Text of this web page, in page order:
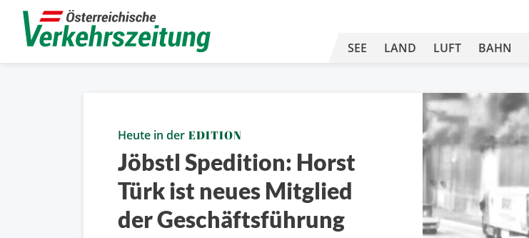
SEE LAND LUFT BAHN
Heute in der EDITION
Jöbstl Spedition: Horst
Türk ist neues Mitglied
der Geschäftsführung